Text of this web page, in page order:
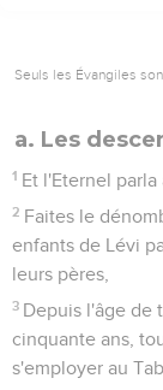
Seuls les Évangiles
a. Les
1 Et l'Eternel
2 Faites le
enfants de Lévi
leurs pères,
3 Depuis l'âge de
cinquante ans,
s'employer au